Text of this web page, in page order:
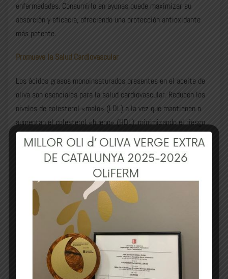
enfermedades. Consumirlo en ayunas puede maximizar su
absorción y eficacia, ofreciendo una protección antioxidante
más potente.
Promueve la Salud Cardiovascular
Los ácidos grasos monoinsaturados presentes en el aceite de
oliva son esenciales para la salud cardiovascular. Reducen los
niveles de colesterol «malo» (LDL) a la vez que mantienen o
aumentan el colesterol «bueno» (HDL), minimizando el riesgo
de enfermedades cardíacas.
Ayuda a Perder Peso
Aunque sea rico en calorías, el aceite de oliva puede ser un gran
aliado en la pérdida de peso. Su contenido en ácidos grasos
monoinsaturados puede promover la saciedad, reduciendo el
consumo calórico total a lo largo del día.
Mejora la Salud de la Piel y el Cabello
Los ácidos grasos esenciales y los antioxidantes del aceite de